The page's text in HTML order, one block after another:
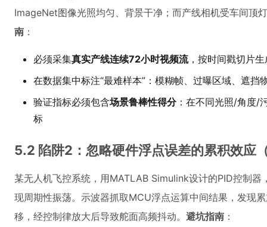
ImageNet图像光照均匀、背景干净；而产线相机受车间顶
南 ：
必须采集真实产线连续72小时视频流，按时间戳切片
在数据集中标注“最难样本”：模糊帧、过曝区域、遮挡
验证指标必须包含场景鲁棒性得分：在不同光照/角度/
标
5.2 陷阱2：忽略硬件浮点误差的累积效应
某无人机飞控系统，用MATLAB Simulink设计的PID控制
现周期性振荡。示波器抓取MCU浮点运算中间结果，发现
移，经控制律放大后导致舵面高频抖动。 避坑指南 ：